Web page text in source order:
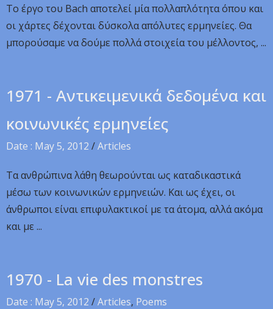
Το έργο του Bach αποτελεί μία πολλαπλότητα όπου και
οι χάρτες δέχονται δύσκολα απόλυτες ερμηνείες. Θα
μπορούσαμε να δούμε πολλά στοιχεία του μέλλοντος, ...
1971 - Αντικειμενικά δεδομένα και
κοινωνικές ερμηνείες
Date : May 5, 2012 /Articles
Τα ανθρώπινα λάθη θεωρούνται ως καταδικαστικά
μέσω των κοινωνικών ερμηνειών. Και ως έχει, οι
άνθρωποι είναι επιφυλακτικοί με τα άτομα, αλλά ακόμα
και με ...
1970 - La vie des monstres
Date : May 5, 2012 /Articles, Poems